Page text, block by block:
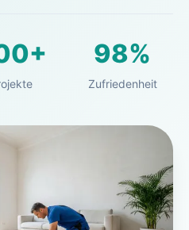
98%
Zufriedenheit